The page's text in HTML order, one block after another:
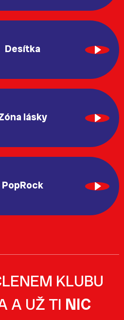
Desítka
lásky
PopRock
KLUBU
A UŽ TI NIC